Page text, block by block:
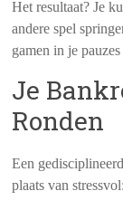
Het resultaat? Je
andere spel
gamen in je
Je
Ronden
Een
plaats van stressvol: